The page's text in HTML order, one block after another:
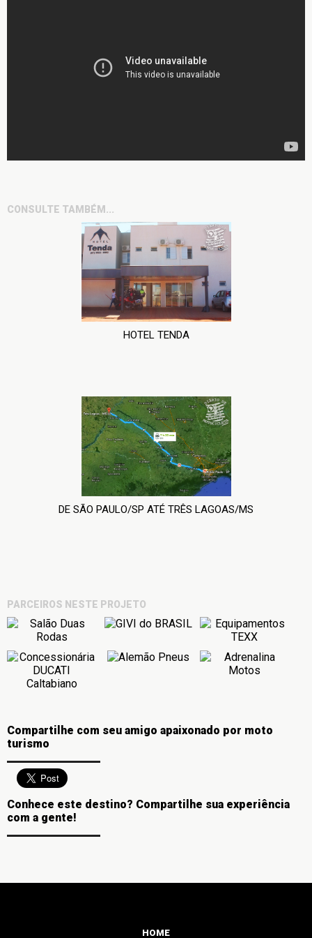
CONSULTE TAMBÉM...
HOTEL TENDA
DE SÃO PAULO/SP ATÉ TRÊS LAGOAS/MS
PARCEIROS NESTE PROJETO
Compartilhe com seu amigo apaixonado por moto
turismo
Conhece este destino? Compartilhe sua experiência
com a gente!
HOME